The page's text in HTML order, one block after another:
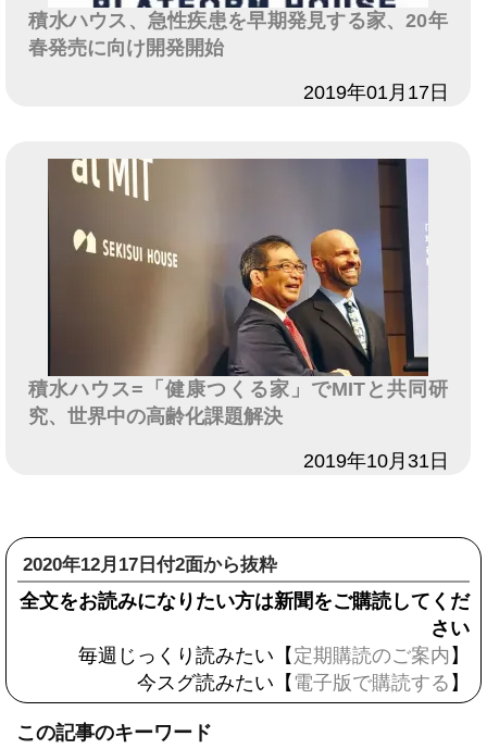
積水ハウス、急性疾患を早期発見する家、20年
春発売に向け開発開始
2019年01月17日
積水ハウス=「健康つくる家」でMITと共同研
究、世界中の高齢化課題解決
2019年10月31日
2020年12月17日付2面から抜粋
全文をお読みになりたい方は新聞をご購読してくだ
さい
毎週じっくり読みたい【 定期購読のご案内 】
今スグ読みたい【 電子版で購読する 】
この記事のキーワード